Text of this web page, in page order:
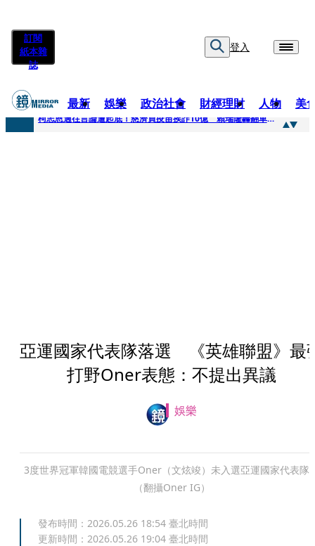
訂閱
紙本雜
誌
登入
最新 娛樂 政治社會 財經理財 人物 美
快訊
柯志恩過往言論遭起底！慈濟買疫苗挨詐10億 賴瑞隆轟翻車：應為當年錯誤道歉
亞運國家代表隊落選 《英雄聯盟》最
打野Oner表態：不提出異議
娛樂
3度世界冠軍韓國電競選手Oner（文炫竣）未入選亞運國家代表隊
（翻攝Oner IG）
發布時間： 2026.05.26 18:54 臺北時間
更新時間： 2026.05.26 19:04 臺北時間